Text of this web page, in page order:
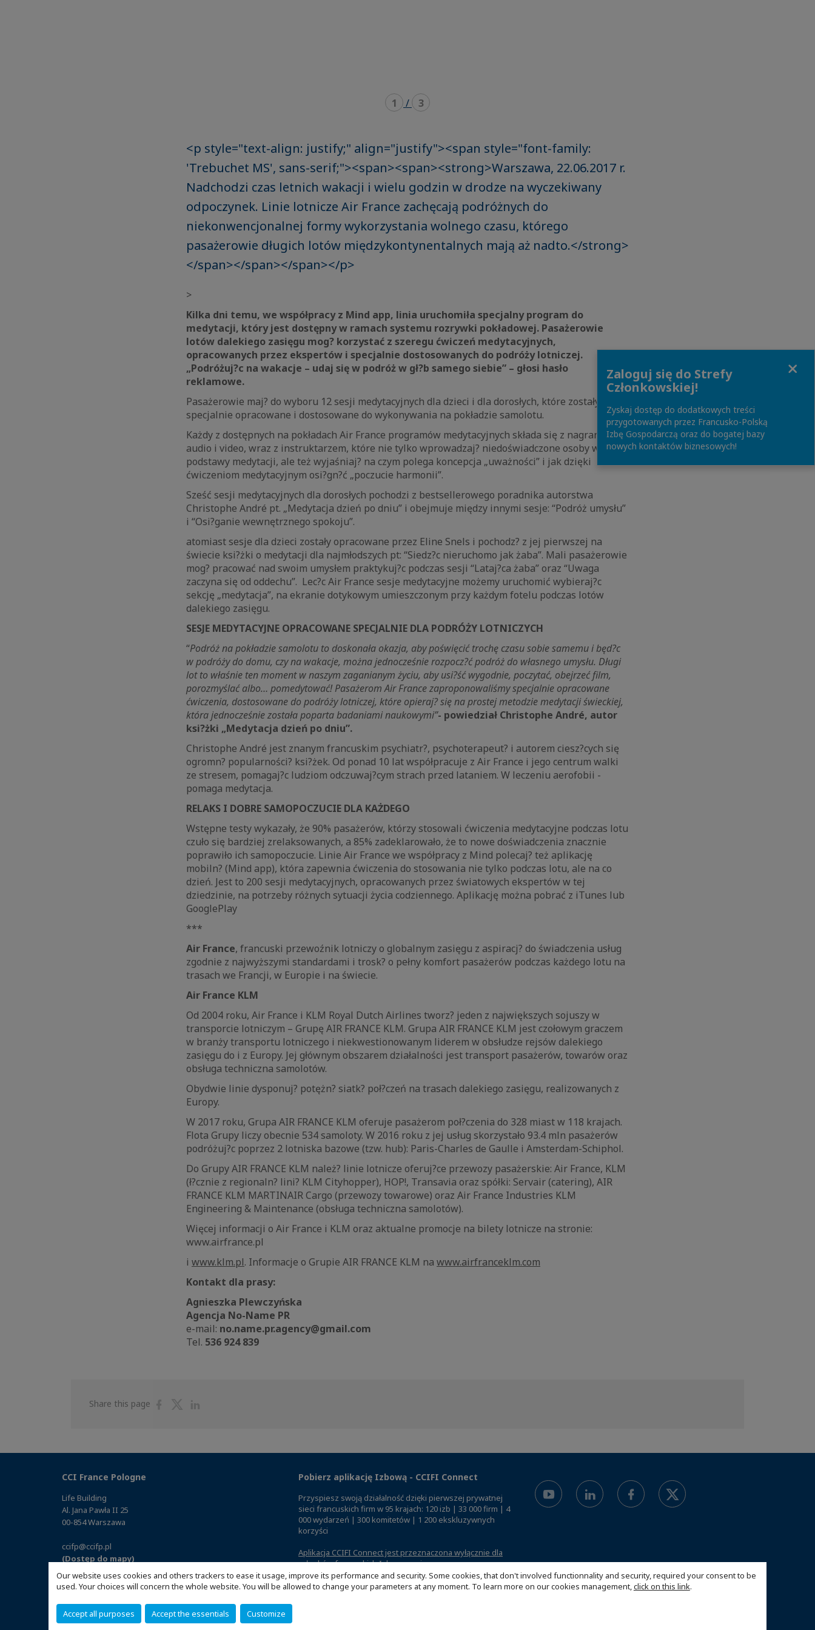
Our website uses cookies and others trackers to ease it usage, improve its performance and security. Some cookies, that don't involved functionnality and security, required your consent to be
used. Your choices will concern the whole website. You will be allowed to change your parameters at any moment. To learn more on our cookies management,click on this link.
Accept all purposes Accept the essentials Customize
1 / 3
<p style="text-align: justify;" align="justify"><span style="font-family:
'Trebuchet MS', sans-serif;"><span><span><strong>Warszawa, 22.06.2017 r.
Nadchodzi czas letnich wakacji i wielu godzin w drodze na wyczekiwany
odpoczynek. Linie lotnicze Air France zachęcają podróżnych do
niekonwencjonalnej formy wykorzystania wolnego czasu, którego
pasażerowie długich lotów międzykontynentalnych mają aż nadto.</strong>
</span></span></span></p>
>
Kilka dni temu, we współpracy z Mind app, linia uruchomiła specjalny program do
medytacji, który jest dostępny w ramach systemu rozrywki pokładowej. Pasażerowie
lotów dalekiego zasięgu mog? korzystać z szeregu ćwiczeń medytacyjnych,
opracowanych przez ekspertów i specjalnie dostosowanych do podróży lotniczej.
„Podróżuj?c na wakacje – udaj się w podróż w gł?b samego siebie” – głosi hasło
reklamowe.
Pasażerowie maj? do wyboru 12 sesji medytacyjnych dla dzieci i dla dorosłych, które zostały
specjalnie opracowane i dostosowane do wykonywania na pokładzie samolotu.
Każdy z dostępnych na pokładach Air France programów medytacyjnych składa się z nagrania
audio i video, wraz z instruktarzem, które nie tylko wprowadzaj? niedoświadczone osoby w
podstawy medytacji, ale też wyjaśniaj? na czym polega koncepcja „uważności” i jak dzięki
ćwiczeniom medytacyjnym osi?gn?ć „poczucie harmonii”.
Sześć sesji medytacyjnych dla dorosłych pochodzi z bestsellerowego poradnika autorstwa
Christophe André pt. „Medytacja dzień po dniu” i obejmuje między innymi sesje: “Podróż umysłu”
i “Osi?ganie wewnętrznego spokoju”.
atomiast sesje dla dzieci zostały opracowane przez Eline Snels i pochodz? z jej pierwszej na
świecie ksi?żki o medytacji dla najmłodszych pt: “Siedz?c nieruchomo jak żaba”. Mali pasażerowie
mog? pracować nad swoim umysłem praktykuj?c podczas sesji “Lataj?ca żaba” oraz “Uwaga
zaczyna się od oddechu”. Lec?c Air France sesje medytacyjne możemy uruchomić wybieraj?c
sekcję „medytacja”, na ekranie dotykowym umieszczonym przy każdym fotelu podczas lotów
dalekiego zasięgu.
SESJE MEDYTACYJNE OPRACOWANE SPECJALNIE DLA PODRÓŻY LOTNICZYCH
“Podróż na pokładzie samolotu to doskonała okazja, aby poświęcić trochę czasu sobie samemu i będ?c
w podróży do domu, czy na wakacje, można jednocześnie rozpocz?ć podróż do własnego umysłu. Długi
lot to właśnie ten moment w naszym zaganianym życiu, aby usi?ść wygodnie, poczytać, obejrzeć film,
porozmyślać albo… pomedytować! Pasażerom Air France zaproponowaliśmy specjalnie opracowane
ćwiczenia, dostosowane do podróży lotniczej, które opieraj? się na prostej metodzie medytacji świeckiej,
która jednocześnie została poparta badaniami naukowymi”- powiedział Christophe André, autor
ksi?żki „Medytacja dzień po dniu”.
Christophe André jest znanym francuskim psychiatr?, psychoterapeut? i autorem ciesz?cych się
ogromn? popularności? ksi?żek. Od ponad 10 lat współpracuje z Air France i jego centrum walki
ze stresem, pomagaj?c ludziom odczuwaj?cym strach przed lataniem. W leczeniu aerofobii -
pomaga medytacja.
RELAKS I DOBRE SAMOPOCZUCIE DLA KAŻDEGO
Wstępne testy wykazały, że 90% pasażerów, którzy stosowali ćwiczenia medytacyjne podczas lotu
czuło się bardziej zrelaksowanych, a 85% zadeklarowało, że to nowe doświadczenia znacznie
poprawiło ich samopoczucie. Linie Air France we współpracy z Mind polecaj? też aplikację
mobiln? (Mind app), która zapewnia ćwiczenia do stosowania nie tylko podczas lotu, ale na co
dzień. Jest to 200 sesji medytacyjnych, opracowanych przez światowych ekspertów w tej
dziedzinie, na potrzeby różnych sytuacji życia codziennego. Aplikację można pobrać z iTunes lub
GooglePlay
***
Air France, francuski przewoźnik lotniczy o globalnym zasięgu z aspiracj? do świadczenia usług
zgodnie z najwyższymi standardami i trosk? o pełny komfort pasażerów podczas każdego lotu na
trasach we Francji, w Europie i na świecie.
Air France KLM
Od 2004 roku, Air France i KLM Royal Dutch Airlines tworz? jeden z największych sojuszy w
transporcie lotniczym – Grupę AIR FRANCE KLM. Grupa AIR FRANCE KLM jest czołowym graczem
w branży transportu lotniczego i niekwestionowanym liderem w obsłudze rejsów dalekiego
zasięgu do i z Europy. Jej głównym obszarem działalności jest transport pasażerów, towarów oraz
obsługa techniczna samolotów.
Obydwie linie dysponuj? potężn? siatk? poł?czeń na trasach dalekiego zasięgu, realizowanych z
Europy.
W 2017 roku, Grupa AIR FRANCE KLM oferuje pasażerom poł?czenia do 328 miast w 118 krajach.
Flota Grupy liczy obecnie 534 samoloty. W 2016 roku z jej usług skorzystało 93.4 mln pasażerów
podróżuj?c poprzez 2 lotniska bazowe (tzw. hub): Paris-Charles de Gaulle i Amsterdam-Schiphol.
Do Grupy AIR FRANCE KLM należ? linie lotnicze oferuj?ce przewozy pasażerskie: Air France, KLM
(ł?cznie z regionaln? lini? KLM Cityhopper), HOP!, Transavia oraz spółki: Servair (catering), AIR
FRANCE KLM MARTINAIR Cargo (przewozy towarowe) oraz Air France Industries KLM
Engineering & Maintenance (obsługa techniczna samolotów).
Więcej informacji o Air France i KLM oraz aktualne promocje na bilety lotnicze na stronie:
www.airfrance.pl
i www.klm.pl. Informacje o Grupie AIR FRANCE KLM na www.airfranceklm.com
Kontakt dla prasy:
Agnieszka Plewczyńska
Agencja No-Name PR
e-mail: no.name.pr.agency@gmail.com
Tel. 536 924 839
Share this page
ShareShare
CCI France Pologne
Life Building
Al. Jana Pawła II 25
00-854 Warszawa
ccifp@ccifp.pl
(Dostęp do mapy)
Pobierz aplikację Izbową - CCIFI Connect
Przyspiesz swoją działalność dzięki pierwszej prywatnej
sieci francuskich firm w 95 krajach: 120 izb | 33 000 firm | 4
000 wydarzeń | 300 komitetów | 1 200 ekskluzywnych
korzyści
Aplikacja CCIFI Connect jest przeznaczona wyłącznie dla
członków francuskich Izb za granicą.
Zaloguj się do Strefy
Członkowskiej!
Zyskaj dostęp do dodatkowych treści
przygotowanych przez Francusko-Polską
Izbę Gospodarczą oraz do bogatej bazy
nowych kontaktów biznesowych!